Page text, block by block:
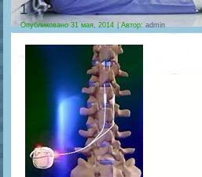
1
Опубликовано 31 мая, 2014|Автор: admin